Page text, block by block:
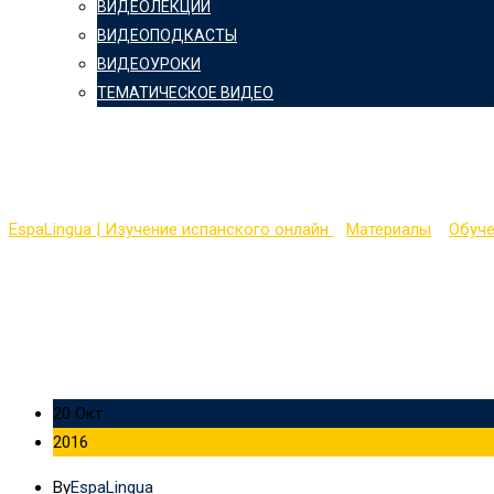
ВИДЕОЛЕКЦИИ
ВИДЕОПОДКАСТЫ
ВИДЕОУРОКИ
ТЕМАТИЧЕСКОЕ ВИДЕО
EspaLingua | Изучение испанского онлайн Материалы
20 Окт
2016
ByEspaLingua